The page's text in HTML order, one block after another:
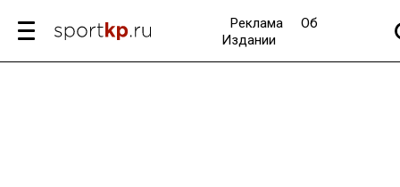
Реклама
Об
Издании